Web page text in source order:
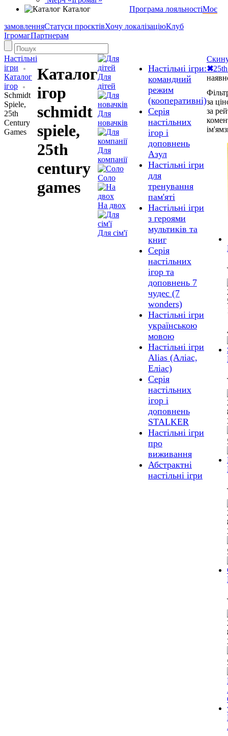
Каталог
Програма лояльностіМоє
замовленняСтатуси проєктівХочу локалізаціюКлуб
ІгромагПартнерам
Настільні
ігри
Каталог
ігор
Schmidt
Spiele,
25th
Century
Games
Каталог
ігор
schmidt
spiele,
25th
century
games
Для
дітей
Для
новачків
Для
компанії
Соло
На двох
Для сім'ї
Настільні ігри:
командний
режим
(кооперативні)
Серія
настільних
ігор і
доповнень
Азул
Настільні ігри
для
тренування
пам'яті
Настільні ігри
з героями
мультиків та
книг
Серія
настільних
ігор та
доповнень 7
чудес (7
wonders)
Настільні ігри
українською
мовою
Настільні ігри
Alias (Аліас,
Еліас)
Серія
настільних
ігор і
доповнень
STALKER
Настільні ігри
про
виживання
Абстрактні
настільні ігри
✖
за
за
ім'ям